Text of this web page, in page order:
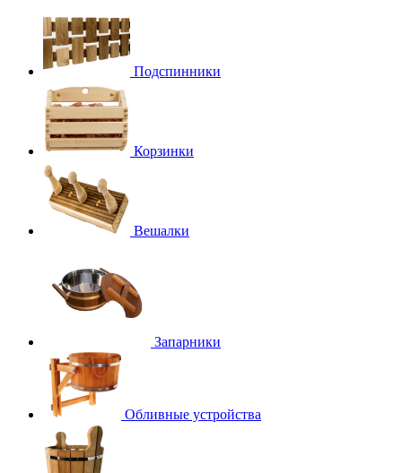
Подспинники
Корзинки
Вешалки
Запарники
Обливные устройства